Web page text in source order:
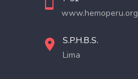
www.hemoperu.org
S.P.H.B.S.
Lima